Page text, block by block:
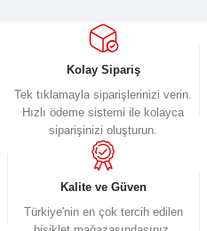
Kolay Sipariş
Tek tıklamayla siparişlerinizi verin.
Hızlı ödeme sistemi ile kolayca
siparişinizi oluşturun.
Kalite ve Güven
Türkiye'nin en çok tercih edilen